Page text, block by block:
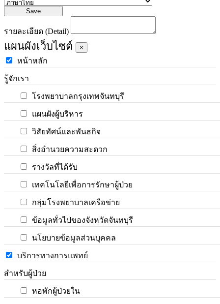
Save
รายละเอียด (Detail)
แผนผังเว็บไซต์ ×
หน้าหลัก
รู้จักเรา
โรงพยาบาลกรุงเทพจันทบุรี
แผนผังผู้บริหาร
วิสัยทัศน์และพันธกิจ
สิ่งอำนวยความสะดวก
รางวัลที่ได้รับ
เทคโนโลยีเพื่อการรักษาผู้ป่วย
กลุ่มโรงพยาบาลเครือข่าย
ข้อมูลทั่วไปของจังหวัดจันทบุรี
นโยบายข้อมูลส่วนบุคคล
บริการทางการแพทย์
สำหรับผู้ป่วย
หอพักผู้ป่วยใน